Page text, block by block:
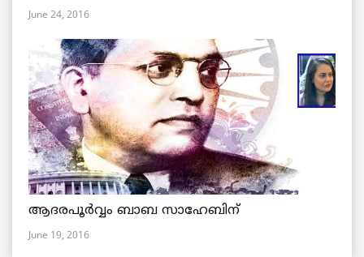
June 24, 2016
ആദരപൂര്‍വ്വം ബാബ സാഹേബിന്
June 19, 2016